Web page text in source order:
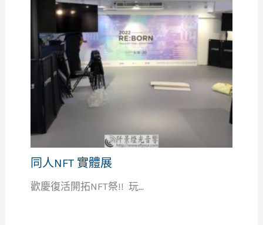
同人NFT 實體展
歡慶復活開拓NFT祭!! 玩...